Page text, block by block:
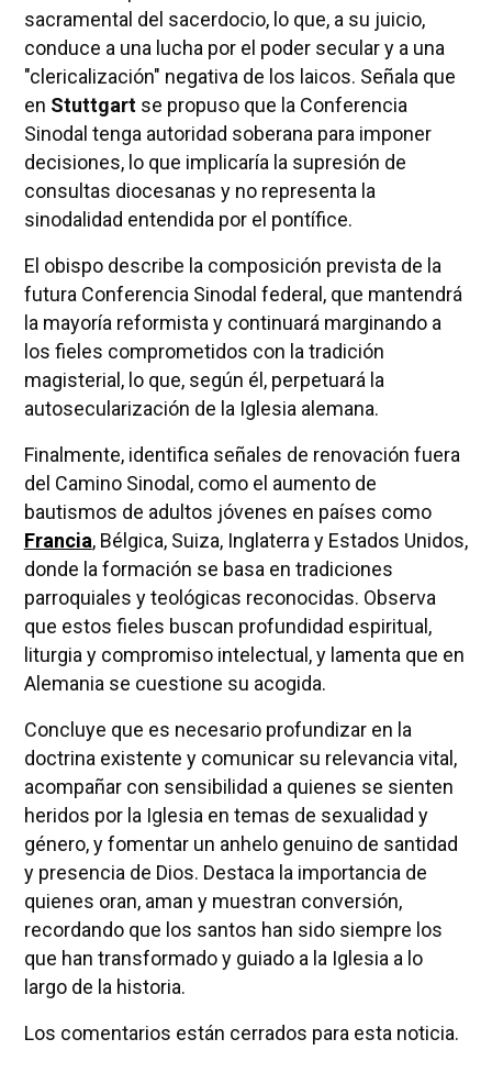
sacramental del sacerdocio, lo que, a su juicio,
conduce a una lucha por el poder secular y a una
"clericalización" negativa de los laicos. Señala que
en Stuttgartse propuso que la Conferencia
Sinodal tenga autoridad soberana para imponer
decisiones, lo que implicaría la supresión de
consultas diocesanas y no representa la
sinodalidad entendida por el pontífice.
El obispo describe la composición prevista de la
futura Conferencia Sinodal federal, que mantendrá
la mayoría reformista y continuará marginando a
los fieles comprometidos con la tradición
magisterial, lo que, según él, perpetuará la
autosecularización de la Iglesia alemana.
Finalmente, identifica señales de renovación fuera
del Camino Sinodal, como el aumento de
bautismos de adultos jóvenes en países como
Francia, Bélgica, Suiza, Inglaterra y Estados Unidos,
donde la formación se basa en tradiciones
parroquiales y teológicas reconocidas. Observa
que estos fieles buscan profundidad espiritual,
liturgia y compromiso intelectual, y lamenta que en
Alemania se cuestione su acogida.
Concluye que es necesario profundizar en la
doctrina existente y comunicar su relevancia vital,
acompañar con sensibilidad a quienes se sienten
heridos por la Iglesia en temas de sexualidad y
género, y fomentar un anhelo genuino de santidad
y presencia de Dios. Destaca la importancia de
quienes oran, aman y muestran conversión,
recordando que los santos han sido siempre los
que han transformado y guiado a la Iglesia a lo
largo de la historia.
Los comentarios están cerrados para esta noticia.